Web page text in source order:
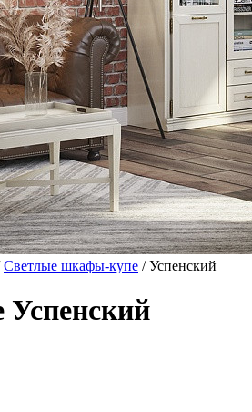
Светлые шкафы-купе / Успенский